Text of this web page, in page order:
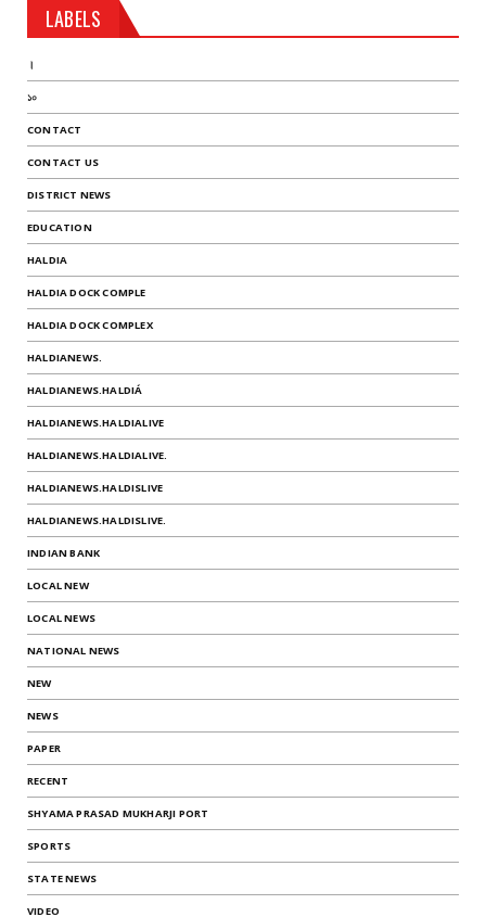
LABELS
।
১০
CONTACT
CONTACT US
DISTRICT NEWS
EDUCATION
HALDIA
HALDIA DOCK COMPLE
HALDIA DOCK COMPLEX
HALDIANEWS.
HALDIANEWS.HALDIÁ
HALDIANEWS.HALDIALIVE
HALDIANEWS.HALDIALIVE.
HALDIANEWS.HALDISLIVE
HALDIANEWS.HALDISLIVE.
INDIAN BANK
LOCAL NEW
LOCAL NEWS
NATIONAL NEWS
NEW
NEWS
PAPER
RECENT
SHYAMA PRASAD MUKHARJI PORT
SPORTS
STATE NEWS
VIDEO